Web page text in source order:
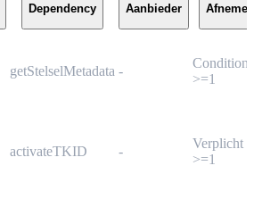
Dependency Aanbieder Afnemer
getStelselMetadata -
>=1
activateTKID -
Verplicht
>=1